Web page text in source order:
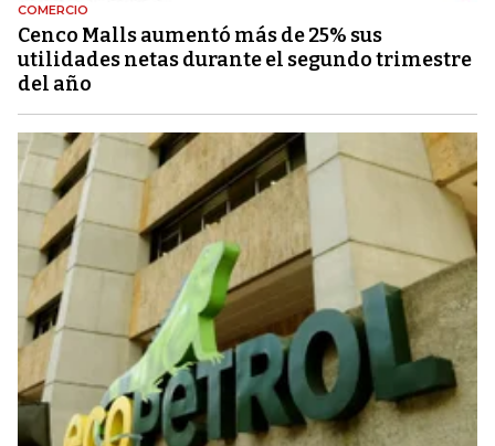
COMERCIO
Cenco Malls aumentó más de 25% sus
utilidades netas durante el segundo trimestre
del año